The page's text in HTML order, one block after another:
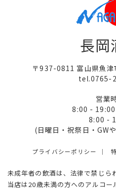
長岡
〒937-0811 富山県魚
tel.0765-
営業
8:00 - 19:00
8:00 -
(日曜日・祝祭日・GW
プライバシーポリシー
未成年者の飲酒は、法律で禁じら
当店は20歳未満の方へのアルコ